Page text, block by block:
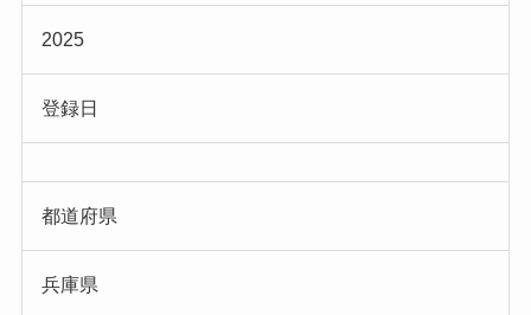
2025
登録日
都道府県
兵庫県